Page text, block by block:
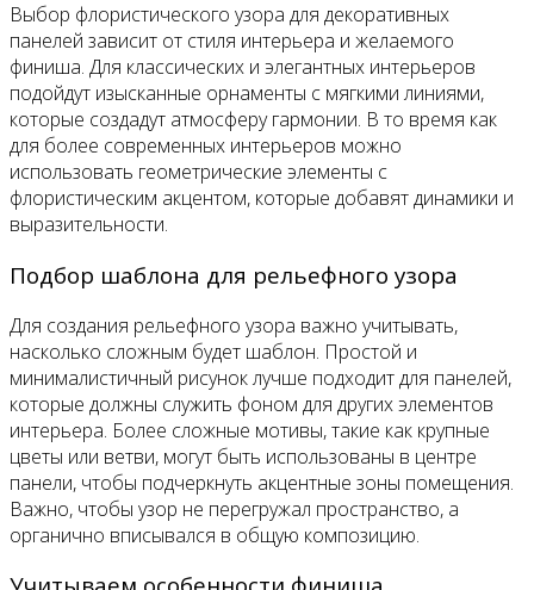
Выбор флористического узора для декоративных
панелей зависит от стиля интерьера и желаемого
финиша. Для классических и элегантных интерьеров
подойдут изысканные орнаменты с мягкими линиями,
которые создадут атмосферу гармонии. В то время как
для более современных интерьеров можно
использовать геометрические элементы с
флористическим акцентом, которые добавят динамики и
выразительности.
Подбор шаблона для рельефного узора
Для создания рельефного узора важно учитывать,
насколько сложным будет шаблон. Простой и
минималистичный рисунок лучше подходит для панелей,
которые должны служить фоном для других элементов
интерьера. Более сложные мотивы, такие как крупные
цветы или ветви, могут быть использованы в центре
панели, чтобы подчеркнуть акцентные зоны помещения.
Важно, чтобы узор не перегружал пространство, а
органично вписывался в общую композицию.